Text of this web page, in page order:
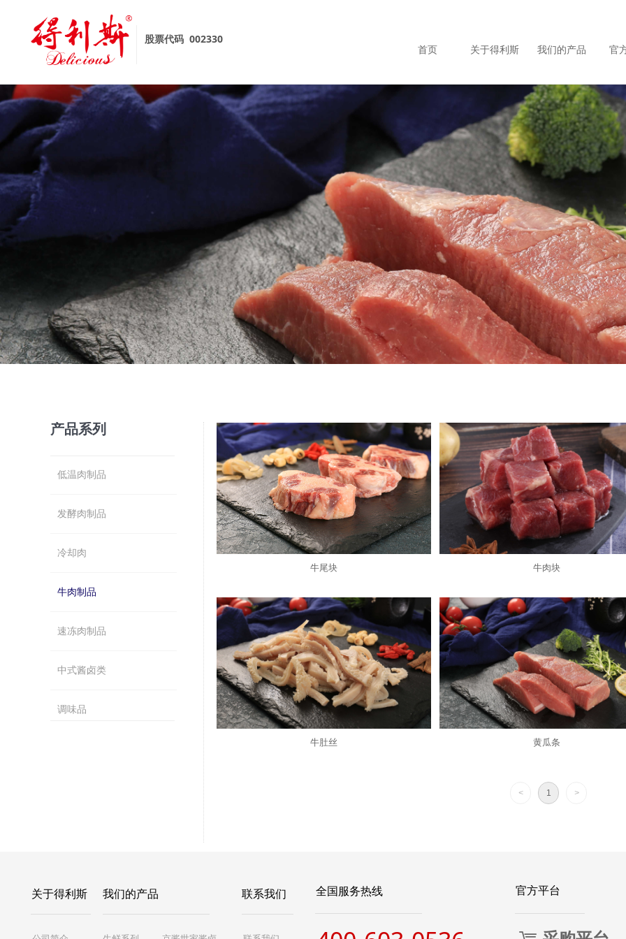
首页 关于得利斯 我们的产品 官
股票代码 002330
产品系列
牛尾块 牛肉块
牛肚丝 黄瓜条
< 1 >
低温肉制品
发酵肉制品
冷却肉
牛肉制品
速冻肉制品
中式酱卤类
调味品
全国服务热线
我们的产品
关于得利斯 联系我们 官方平台